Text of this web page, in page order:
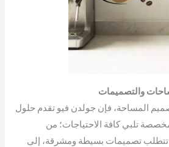
والتصميمات
المساحة، فإن جولدن فيو تقدم حلول
تلبي كافة الاحتياجات؛ من
تتطلب تصميمات بسيطة ومشرقة، إلى